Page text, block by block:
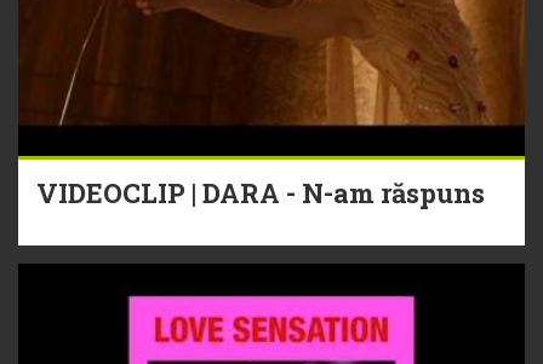
VIDEOCLIP | DARA - N-am răspuns